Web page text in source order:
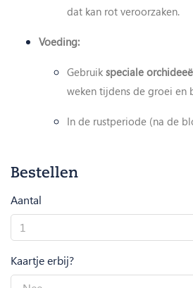
dat kan rot veroorzaken.
Voeding:
Gebruik speciale
weken tijdens de groei en
In de rustperiode (na de
Bestellen
Aantal
Boog
Orchidee
Paars
potmaat
Kaartje erbij?